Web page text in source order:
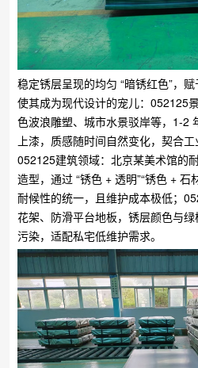
稳定锈层呈现的均匀 “暗锈红色”，赋
使其成为现代设计的宠儿：​052125
色波浪雕塑、城市水景驳岸等，1-2
上漆，质感随时间自然变化，契合工
052125建筑领域：北京某美术馆的
造型，通过 “锈色 + 透明”“锈色 + 石
耐候性的统一，且维护成本极低；​
花架、防滑平台地板，锈层颜色与
污染，适配私宅低维护需求。